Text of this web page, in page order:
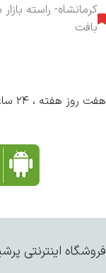
کرمانشاه- راسته
بافت
هفت روز هفته ، ۲۴ ساعت شبانه‌روز پاسخگوی شما هستیم.
فروشگاه اینترنتی